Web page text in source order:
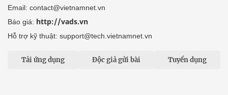
Email: contact@vietnamnet.vn
Báo giá: http://vads.vn
Hỗ trợ kỹ thuật: support@tech.vietnamnet.vn
Tải ứng dụng Độc giả gửi bài Tuyển dụng